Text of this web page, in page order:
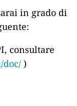
in grado di
consultare
doc/ )